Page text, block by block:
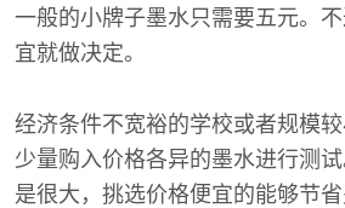
一般的小牌子墨水只需要五元。
宜就做决定。
经济条件不宽裕的学校或者规模
少量购入价格各异的墨水进行测
是很大，挑选价格便宜的能够节